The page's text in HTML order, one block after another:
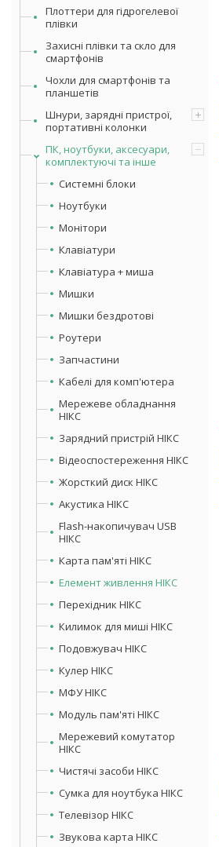
Плоттери для гідрогелевої
плівки
Захисні плівки та скло для
смартфонів
Чохли для смартфонів та
планшетів
Шнури, зарядні пристрої,
портативні колонки
ПК, ноутбуки, аксесуари,
комплектуючі та інше
Системні блоки
Ноутбуки
Монітори
Клавіатури
Клавіатура + миша
Мишки
Мишки бездротові
Роутери
Запчастини
Кабелі для комп'ютера
Мережеве обладнання
НІКС
Зарядний пристрій НІКС
Відеоспостереження НІКС
Жорсткий диск НІКС
Акустика НІКС
Flash-накопичувач USB
НІКС
Карта пам'яті НІКС
Елемент живлення НІКС
Перехідник НІКС
Килимок для миші НІКС
Подовжувач НІКС
Кулер НІКС
МФУ НІКС
Модуль пам'яті НІКС
Мережевий комутатор
НІКС
Чистячі засоби НІКС
Сумка для ноутбука НІКС
Телевізор НІКС
Звукова карта НІКС